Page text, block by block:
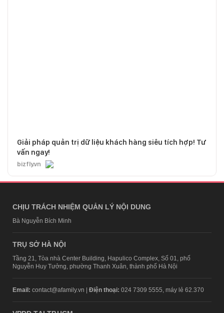
Giải pháp quản trị dữ liệu khách hàng siêu tích hợp! Tư
vấn ngay!
bizfly.vn
CHỊU TRÁCH NHIỆM QUẢN LÝ NỘI DUNG
Bà Nguyễn Bích Minh
TRỤ SỞ HÀ NỘI
Tầng 21, Tòa nhà Center Building, Hapulico Complex, Số 01, phố
Nguyễn Huy Tưởng, phường Thanh Xuân, thành phố Hà Nội
Email: contact@afamily.vn | Điện thoại: 024 7309 5555, máy lẻ 62.370